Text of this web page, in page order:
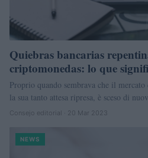
Quiebras bancarias
criptomonedas: lo que
Proprio quando sembrava che il
la sua tanto attesa ripresa, è sceso di
Consejo editorial · 20 Mar 2023
NEWS